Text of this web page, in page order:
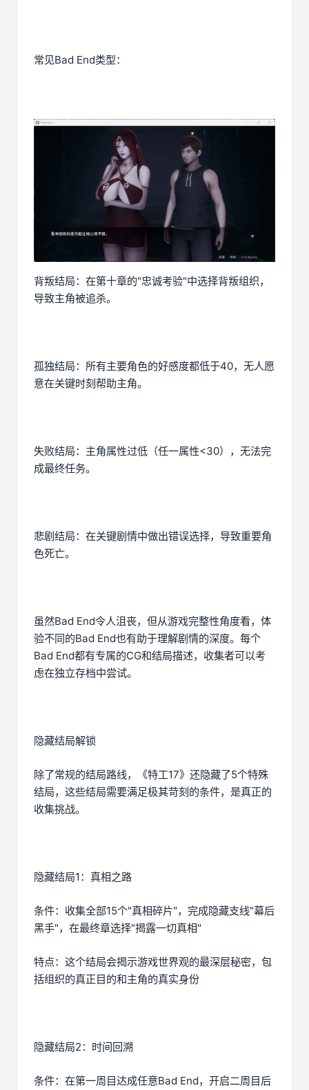
常见Bad End类型：
背叛结局：在第十章的"忠诚考验"中选择背叛组织，
导致主角被追杀。
孤独结局：所有主要角色的好感度都低于40，无人愿
意在关键时刻帮助主角。
失败结局：主角属性过低（任一属性<30），无法完
成最终任务。
悲剧结局：在关键剧情中做出错误选择，导致重要角
色死亡。
虽然Bad End令人沮丧，但从游戏完整性角度看，体
验不同的Bad End也有助于理解剧情的深度。每个
Bad End都有专属的CG和结局描述，收集者可以考
虑在独立存档中尝试。
隐藏结局解锁
除了常规的结局路线，《特工17》还隐藏了5个特殊
结局，这些结局需要满足极其苛刻的条件，是真正的
收集挑战。
隐藏结局1：真相之路
条件：收集全部15个"真相碎片"，完成隐藏支线"幕后
黑手"，在最终章选择"揭露一切真相"
特点：这个结局会揭示游戏世界观的最深层秘密，包
括组织的真正目的和主角的真实身份
隐藏结局2：时间回溯
条件：在第一周目达成任意Bad End，开启二周目后